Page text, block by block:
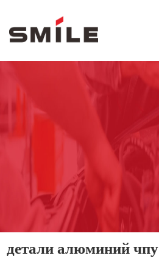
Продукция
О нас
Контакты
детали алюминий чпу